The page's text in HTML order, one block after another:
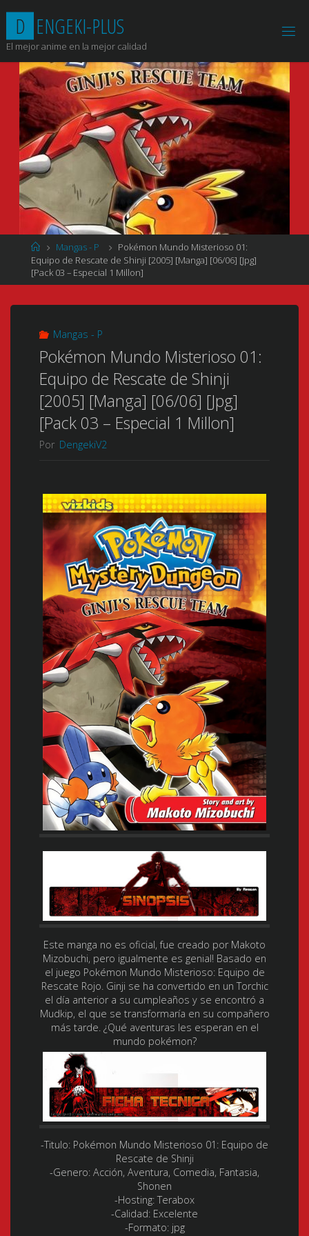
contenido
D ENGEKI-PLUS
El mejor anime en la mejor calidad
Página
de
Inicio
Mangas - P
Pokémon Mundo Misterioso 01:
Equipo de Rescate de Shinji [2005] [Manga] [06/06] [Jpg]
[Pack 03 – Especial 1 Millon]
Mangas - P
Pokémon Mundo Misterioso 01:
Equipo de Rescate de Shinji
[2005] [Manga] [06/06] [Jpg]
[Pack 03 – Especial 1 Millon]
Por DengekiV2
Este manga no es oficial, fue creado por Makoto
Mizobuchi, pero igualmente es genial! Basado en
el juego Pokémon Mundo Misterioso: Equipo de
Rescate Rojo. Ginji se ha convertido en un Torchic
el día anterior a su cumpleaños y se encontró a
Mudkip, el que se transformaría en su compañero
más tarde. ¿Qué aventuras les esperan en el
mundo pokémon?
-Titulo: Pokémon Mundo Misterioso 01: Equipo de
Rescate de Shinji
-Genero: Acción, Aventura, Comedia, Fantasia,
Shonen
-Hosting:Terabox
-Calidad: Excelente
-Formato:jpg